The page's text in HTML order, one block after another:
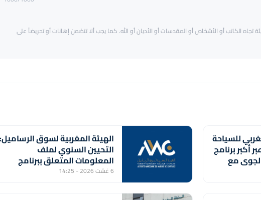
تجاه الكاتب أو الأشخاص أو المقدسات أو الأديان أو الله. كما يجب ألا تتضمن إهانات أو تحريضاً على
للسياحة
أكبر برنامج
مع
الهيئة المغربية لسوق الرساميل:
التحيين السنوي لملف
المعلومات المتعلق ببرنامج
إصدار شهادات الإيداع من طرف
6 غشت 2026 - 14:25